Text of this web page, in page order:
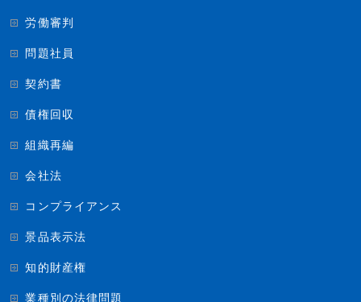
労働審判
問題社員
契約書
債権回収
組織再編
会社法
コンプライアンス
景品表示法
知的財産権
業種別の法律問題